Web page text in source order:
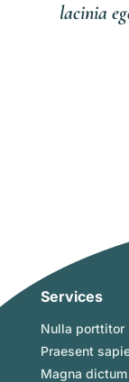
lacinia
Services
Nulla porttitor
Praesent
Magna dictum